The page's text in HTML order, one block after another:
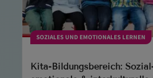
SOZIALES UND EMOTIONALES LERNEN
Kita-Bildungsbereich: